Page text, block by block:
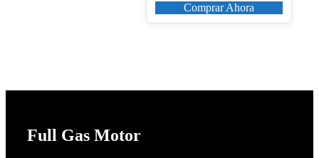
Comprar Ahora
Full Gas Motor